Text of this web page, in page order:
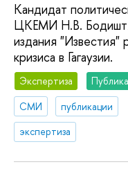
Кандидат
ЦКЕМИ Н.В.
издания "Известия"
кризиса в Гагаузии.
Экспертиза
СМИ
публикации
экспертиза